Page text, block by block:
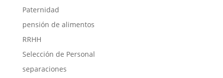
Paternidad
pensión de alimentos
RRHH
Selección de Personal
separaciones